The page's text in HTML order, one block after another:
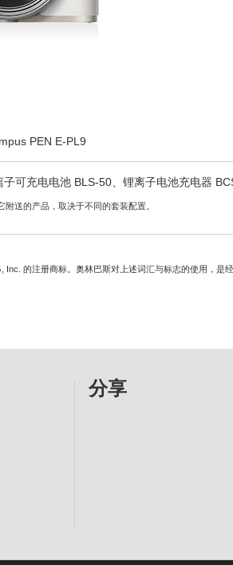
PEN E-PL9
子可充电电池 BLS-50、锂离子电池充电器
附送的产品，取决于不同的套装配置。
Inc. 的注册商标。奥林巴斯对上述词汇与标志的使用，是
分享